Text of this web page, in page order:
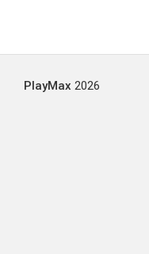
PlayMax 2026